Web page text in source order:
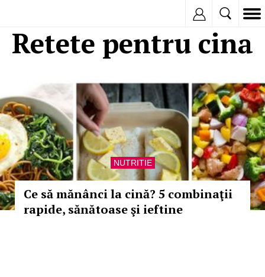
Retete pentru cina
NUTRITIE
Ce să mănânci la cină? 5 combinaţii
rapide, sănătoase şi ieftine